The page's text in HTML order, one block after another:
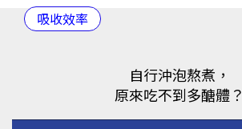
吸收效率
自行沖泡熬煮，
原來吃不到多醣體？